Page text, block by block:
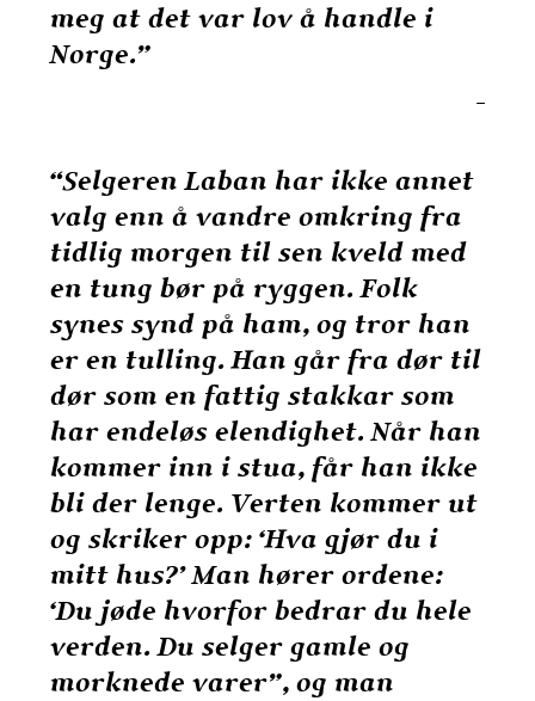
meg at det var lov å handle i
Norge.”
–
“Selgeren Laban har ikke annet
valg enn å vandre omkring fra
tidlig morgen til sen kveld med
en tung bør på ryggen. Folk
synes synd på ham, og tror han
er en tulling. Han går fra dør til
dør som en fattig stakkar som
har endeløs elendighet. Når han
kommer inn i stua, får han ikke
bli der lenge. Verten kommer ut
og skriker opp: ‘Hva gjør du i
mitt hus?’ Man hører ordene:
‘Du jøde hvorfor bedrar du hele
verden. Du selger gamle og
morknede varer”, og man